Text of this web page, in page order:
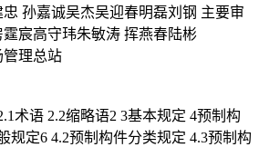
孙嘉诚吴杰吴迎春明磊刘钢 主要审
宸高守玮朱敏涛 挥燕春陆彬
管理总站
术语 2.2缩略语2 3基本规定 4预制构
规定6 4.2预制构件分类规定 4.3预制构